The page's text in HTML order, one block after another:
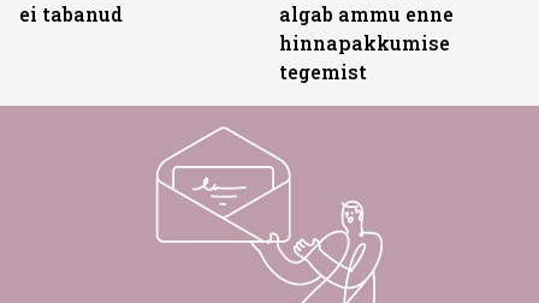
ei tabanud
algab ammu enne
hinnapakkumise
tegemist